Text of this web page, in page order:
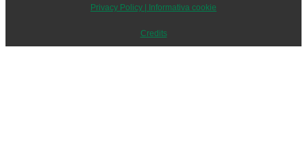
Privacy Policy | Informativa cookie
Credits